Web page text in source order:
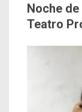
Noche
Teatro